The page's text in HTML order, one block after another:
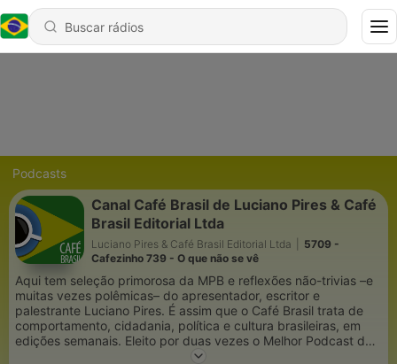
Podcasts
Canal Café Brasil de Luciano Pires & Café
Brasil Editorial Ltda
Luciano Pires & Café Brasil Editorial Ltda
5709 -
Cafezinho 739 - O que não se vê
Aqui tem seleção primorosa da MPB e reflexões não-trivias –e
muitas vezes polêmicas– do apresentador, escritor e
palestrante Luciano Pires. É assim que o Café Brasil trata de
comportamento, cidadania, política e cultura brasileiras, em
edições semanais. Eleito por duas vezes o Melhor Podcast de
Entretenimento e Variedades no Prêmio Podcast Brasil e